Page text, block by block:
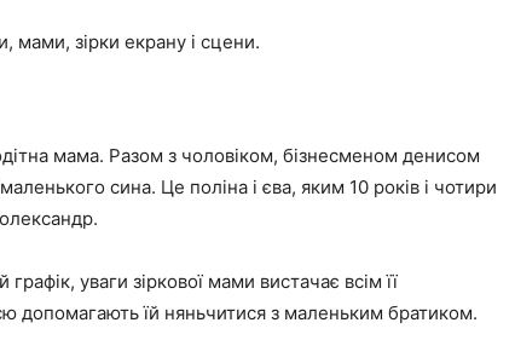
мами, зірки екрану і сцени.
мама. Разом з чоловіком, бізнесменом денисом
сина. Це поліна і єва, яким 10 років і чотири
уваги зіркової мами вистачає всім її
допомагають їй няньчитися з маленьким братиком.